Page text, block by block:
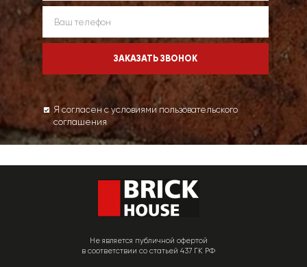
Я согласен с условиями пользовательского
соглашения
Не является публичной офертой
в соответствии со статьей 437 ГК РФ